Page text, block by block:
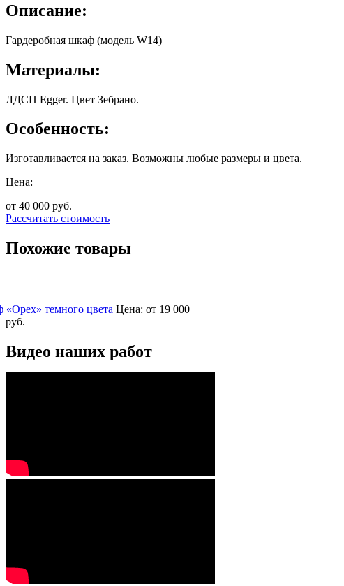
Описание:
Гардеробная шкаф (модель W14)
Материалы:
ЛДСП Egger. Цвет Зебрано.
Особенность:
Изготавливается на заказ. Возможны любые размеры и цвета.
Цена:
от 40 000 руб.
Рассчитать стоимость
Похожие товары
темного цвета Цена: от 19 000
руб.
Видео наших работ